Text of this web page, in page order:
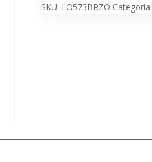
SKU: LO573BRZO Categoría: